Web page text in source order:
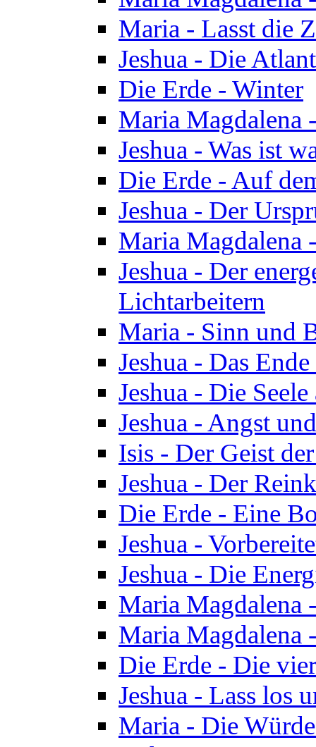
Maria - Lasst die
Jeshua - Die
Die Erde - Winter
Maria Magdalena
Jeshua - Was ist
Die Erde - Auf
Jeshua - Der
Maria Magdalena
Jeshua - Der
Lichtarbeitern
Maria - Sinn und
Jeshua - Das
Jeshua - Die
Jeshua - Angst
Isis - Der Geist
Jeshua - Der
Die Erde - Eine
Jeshua -
Jeshua - Die
Maria Magdalena
Maria Magdalena
Die Erde - Die
Jeshua - Lass los
Maria - Die